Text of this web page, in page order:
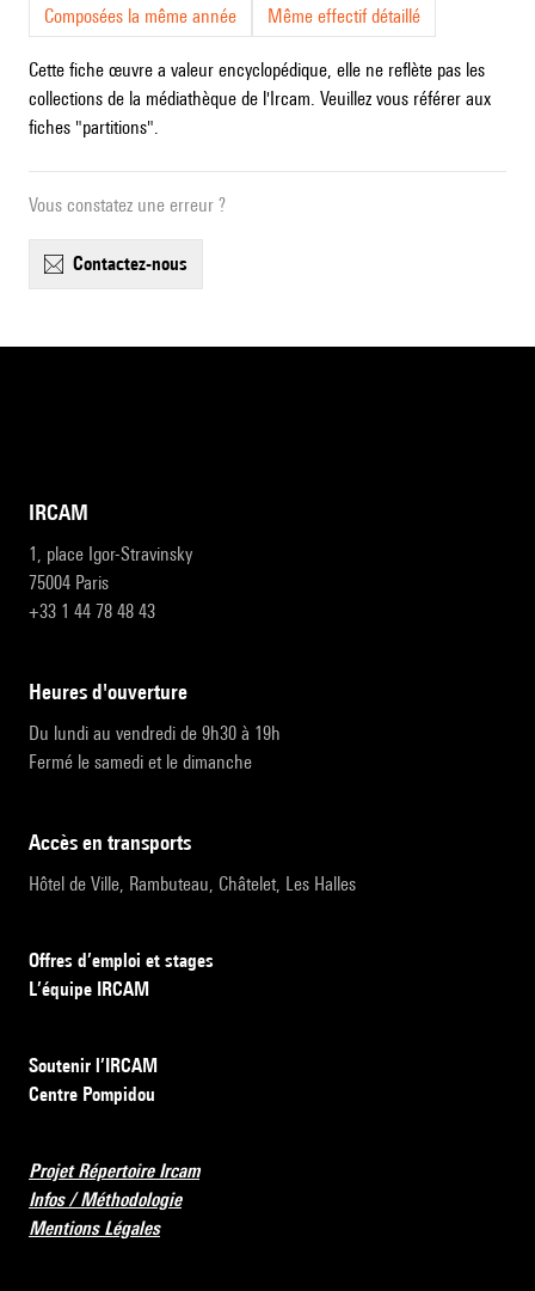
Composées la même année
Même effectif détaillé
Cette fiche œuvre a valeur encyclopédique, elle ne reflète pas les
collections de la médiathèque de l'Ircam. Veuillez vous référer aux
fiches "partitions".
Vous constatez une erreur ?
contactez-nous
IRCAM
1, place Igor-Stravinsky
75004 Paris
+33 1 44 78 48 43
heures d'ouverture
Du lundi au vendredi de 9h30 à 19h
Fermé le samedi et le dimanche
accès en transports
Hôtel de Ville, Rambuteau, Châtelet, Les Halles
Offres d’emploi et stages
L’équipe IRCAM
Soutenir l’IRCAM
Centre Pompidou
Projet Répertoire Ircam
Infos / Méthodologie
Mentions Légales